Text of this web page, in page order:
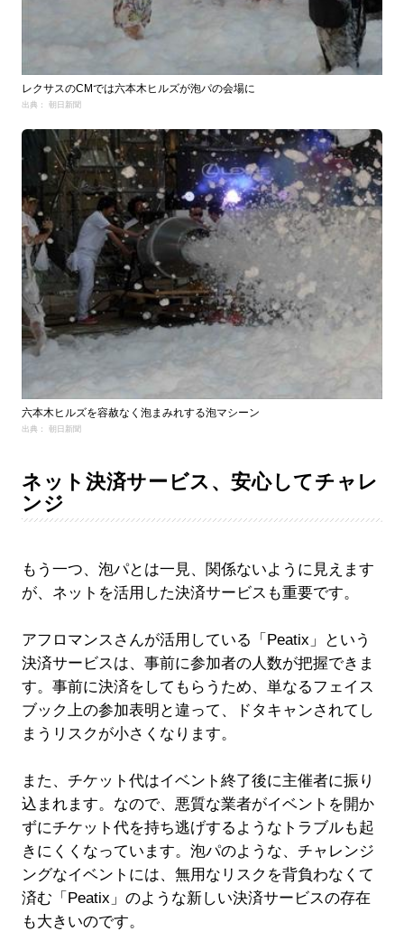
レクサスのCMでは六本木ヒルズが泡パの会場に
出典： 朝日新聞
六本木ヒルズを容赦なく泡まみれする泡マシーン
出典： 朝日新聞
ネット決済サービス、安心してチャレ
ンジ
もう一つ、泡パとは一見、関係ないように見えます
が、ネットを活用した決済サービスも重要です。
アフロマンスさんが活用している「Peatix」という
決済サービスは、事前に参加者の人数が把握できま
す。事前に決済をしてもらうため、単なるフェイス
ブック上の参加表明と違って、ドタキャンされてし
まうリスクが小さくなります。
また、チケット代はイベント終了後に主催者に振り
込まれます。なので、悪質な業者がイベントを開か
ずにチケット代を持ち逃げするようなトラブルも起
きにくくなっています。泡パのような、チャレンジ
ングなイベントには、無用なリスクを背負わなくて
済む「Peatix」のような新しい決済サービスの存在
も大きいのです。